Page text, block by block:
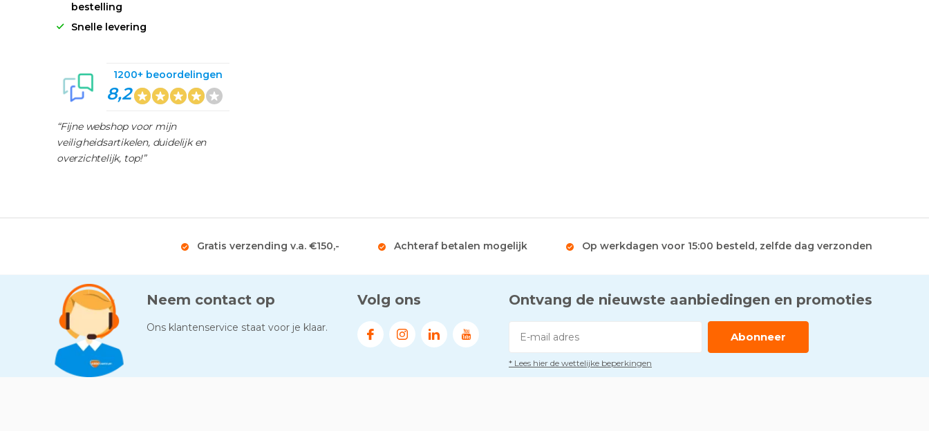
bestelling
Snelle levering
8,2
1200+ beoordelingen
“Fijne webshop voor mijn
veiligheidsartikelen, duidelijk en
overzichtelijk, top!”
Gratis verzending v.a. €150,- Achteraf betalen mogelijk Op werkdagen voor 15:00 besteld, zelfde dag verzonden
Neem contact op
Ons klantenservice staat voor je klaar.
Volg ons Ontvang de nieuwste aanbiedingen en promoties
Abonneer
* Lees hier de wettelijke beperkingen